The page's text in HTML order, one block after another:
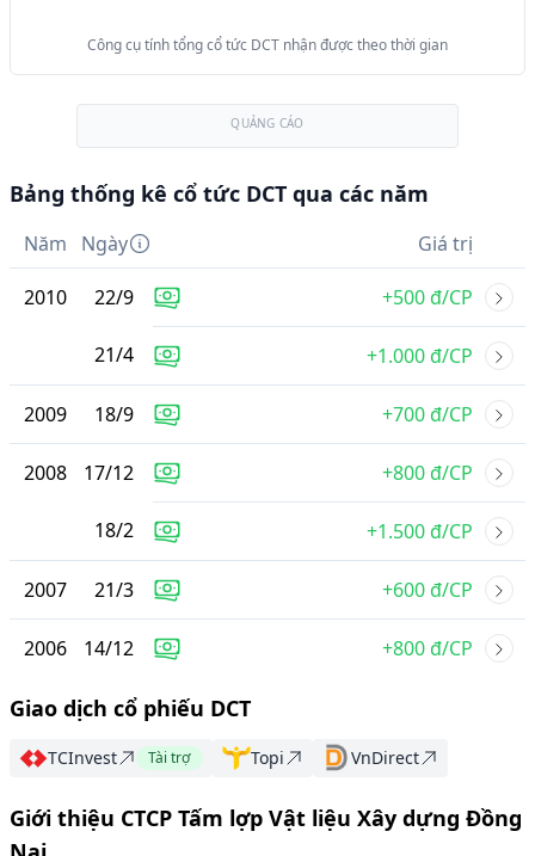
Công cụ tính tổng cổ tức DCT nhận được theo thời gian
QUẢNG CÁO
Bảng thống kê cổ tức DCT qua các năm
Năm Ngày Giá trị
2010 22/9 +500 đ/CP
21/4 +1.000 đ/CP
2009 18/9 +700 đ/CP
2008 17/12 +800 đ/CP
18/2 +1.500 đ/CP
2007 21/3 +600 đ/CP
2006 14/12 +800 đ/CP
Giao dịch cổ phiếu DCT
TCInvest Tài trợ Topi VnDirect
Giới thiệu CTCP Tấm lợp Vật liệu Xây dựng Đồng